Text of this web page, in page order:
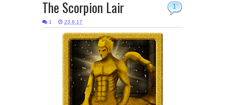
1
The Scorpion Lair
1 23.6.17